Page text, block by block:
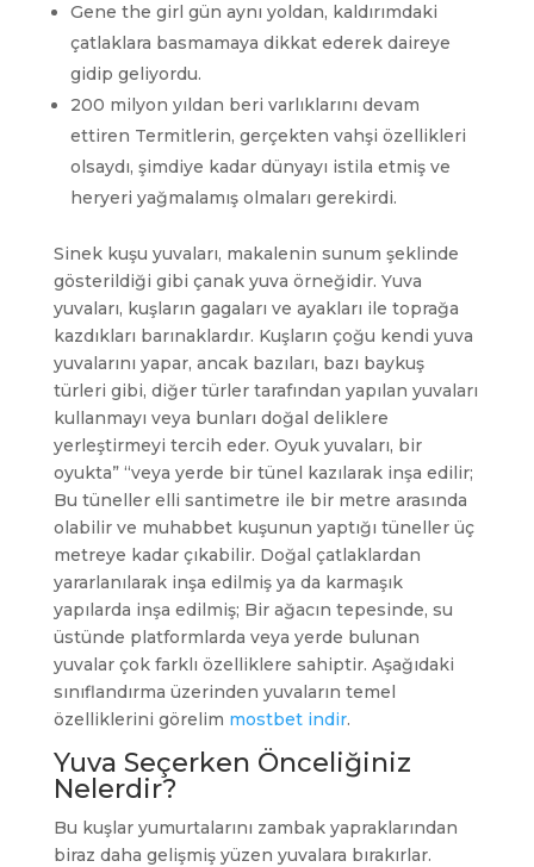
Gene the girl gün aynı yoldan, kaldırımdaki
çatlaklara basmamaya dikkat ederek daireye
gidip geliyordu.
200 milyon yıldan beri varlıklarını devam
ettiren Termitlerin, gerçekten vahşi özellikleri
olsaydı, şimdiye kadar dünyayı istila etmiş ve
heryeri yağmalamış olmaları gerekirdi.
Sinek kuşu yuvaları, makalenin sunum şeklinde
gösterildiği gibi çanak yuva örneğidir. Yuva
yuvaları, kuşların gagaları ve ayakları ile toprağa
kazdıkları barınaklardır. Kuşların çoğu kendi yuva
yuvalarını yapar, ancak bazıları, bazı baykuş
türleri gibi, diğer türler tarafından yapılan yuvaları
kullanmayı veya bunları doğal deliklere
yerleştirmeyi tercih eder. Oyuk yuvaları, bir
oyukta” “veya yerde bir tünel kazılarak inşa edilir;
Bu tüneller elli santimetre ile bir metre arasında
olabilir ve muhabbet kuşunun yaptığı tüneller üç
metreye kadar çıkabilir. Doğal çatlaklardan
yararlanılarak inşa edilmiş ya da karmaşık
yapılarda inşa edilmiş; Bir ağacın tepesinde, su
üstünde platformlarda veya yerde bulunan
yuvalar çok farklı özelliklere sahiptir. Aşağıdaki
sınıflandırma üzerinden yuvaların temel
özelliklerini görelim mostbet indir.
Yuva Seçerken Önceliğiniz
Nelerdir?
Bu kuşlar yumurtalarını zambak yapraklarından
biraz daha gelişmiş yüzen yuvalara bırakırlar.